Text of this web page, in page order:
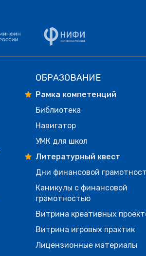
ОБРАЗОВАНИЕ
Рамка компетенций
Библиотека
Навигатор
УМК для школ
Литературный квест
Дни финансовой
Каникулы с финансовой
грамотностью
Витрина креативных
Витрина игровых практик
Лицензионные материалы